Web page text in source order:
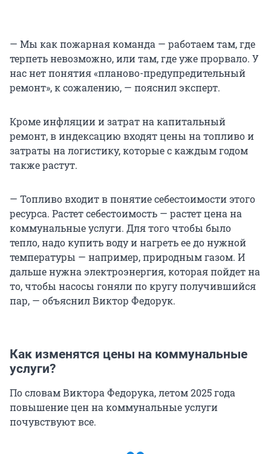
— Мы как пожарная команда — работаем там, где
терпеть невозможно, или там, где уже прорвало. У
нас нет понятия «планово-предупредительный
ремонт», к сожалению, — пояснил эксперт.
Кроме инфляции и затрат на капитальный
ремонт, в индексацию входят цены на топливо и
затраты на логистику, которые с каждым годом
также растут.
— Топливо входит в понятие себестоимости этого
ресурса. Растет себестоимость — растет цена на
коммунальные услуги. Для того чтобы было
тепло, надо купить воду и нагреть ее до нужной
температуры — например, природным газом. И
дальше нужна электроэнергия, которая пойдет на
то, чтобы насосы гоняли по кругу получившийся
пар, — объяснил Виктор Федорук.
Как изменятся цены на коммунальные
услуги?
По словам Виктора Федорука, летом 2025 года
повышение цен на коммунальные услуги
почувствуют все.